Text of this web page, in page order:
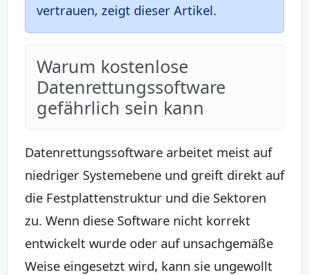
vertrauen, zeigt dieser Artikel.
Warum kostenlose
Datenrettungssoftware
gefährlich sein kann
Datenrettungssoftware arbeitet meist auf
niedriger Systemebene und greift direkt auf
die Festplattenstruktur und die Sektoren
zu. Wenn diese Software nicht korrekt
entwickelt wurde oder auf unsachgemäße
Weise eingesetzt wird, kann sie ungewollt